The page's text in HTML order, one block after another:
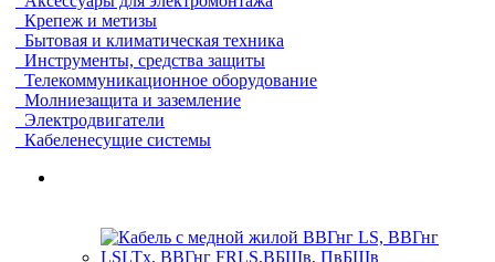
Крепеж и метизы
Бытовая и климатическая техника
Инструменты, средства защиты
Телекоммуникационное оборудование
Молниезащита и заземление
Электродвигатели
Кабеленесущие системы